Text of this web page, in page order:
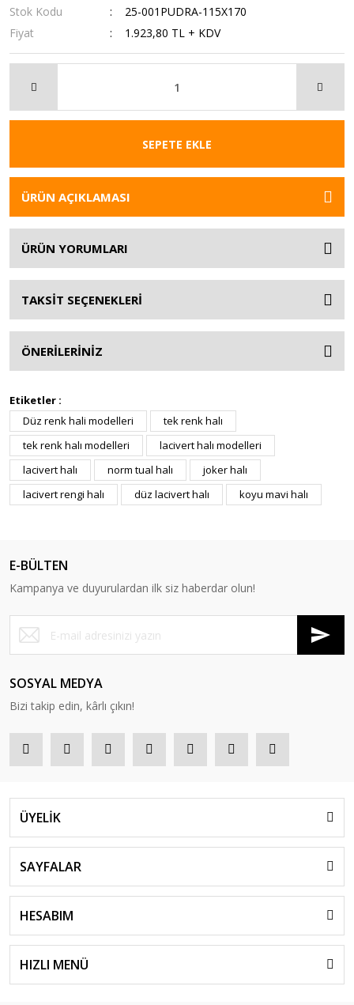
Stok Kodu
25-001PUDRA-115X170
Fiyat
1.923,80 TL + KDV
SEPETE EKLE
ÜRÜN AÇIKLAMASI
ÜRÜN YORUMLARI
TAKSİT SEÇENEKLERİ
ÖNERİLERİNİZ
Etiketler :
Düz renk hali modelleri
tek renk halı
tek renk halı modelleri
lacivert halı modelleri
lacivert halı
norm tual halı
joker halı
lacivert rengi halı
düz lacivert halı koyu mavi halı
E-BÜLTEN
Kampanya ve duyurulardan ilk siz haberdar olun!
SOSYAL MEDYA
Bizi takip edin, kârlı çıkın!
ÜYELİK
SAYFALAR
HESABIM
HIZLI MENÜ